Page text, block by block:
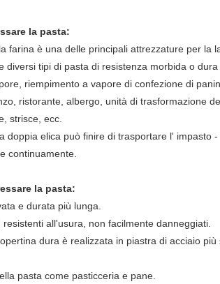
la pasta:
farina è una delle principali attrezzature per la
diversi tipi di pasta di resistenza morbida o
riempimento a vapore di confezione di
ristorante, albergo, unità di trasformazione
strisce, ecc.
doppia elica può finire di trasportare l' impasto
continuamente.
la pasta:
e durata più lunga.
all'usura, non facilmente danneggiati.
dura è realizzata in piastra di acciaio
pasta come pasticceria e pane.